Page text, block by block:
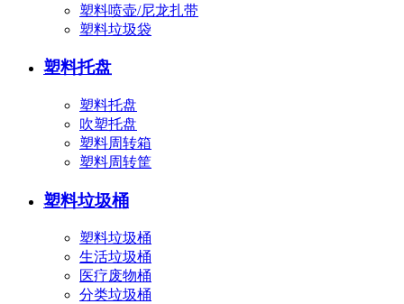
塑料喷壶/尼龙扎带
塑料垃圾袋
塑料托盘
塑料托盘
吹塑托盘
塑料周转箱
塑料周转筐
塑料垃圾桶
塑料垃圾桶
生活垃圾桶
医疗废物桶
分类垃圾桶